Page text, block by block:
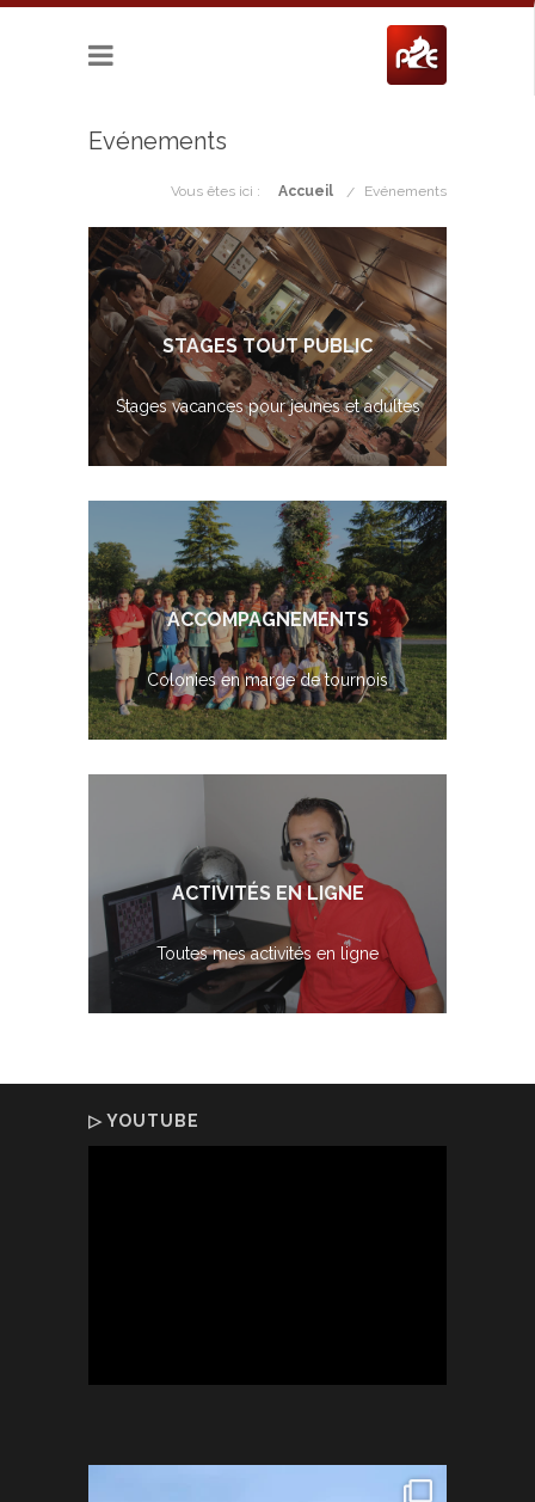
Evénements
Vous êtes ici : Accueil Evénements
STAGES TOUT PUBLIC
Stages vacances pour jeunes et adultes
ACCOMPAGNEMENTS
Colonies en marge de tournois
ACTIVITÉS EN LIGNE
Toutes mes activités en ligne
▷ YOUTUBE